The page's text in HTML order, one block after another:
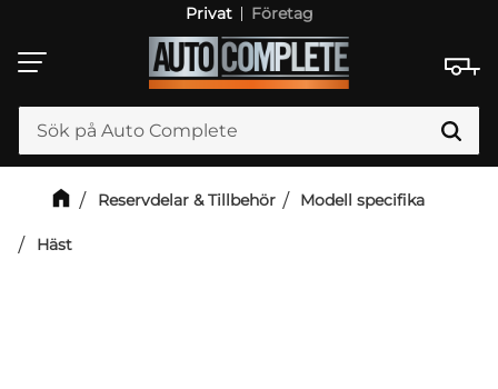
Meny
Privat Företag
Reservdelar & Tillbehör Modell specifika
Häst